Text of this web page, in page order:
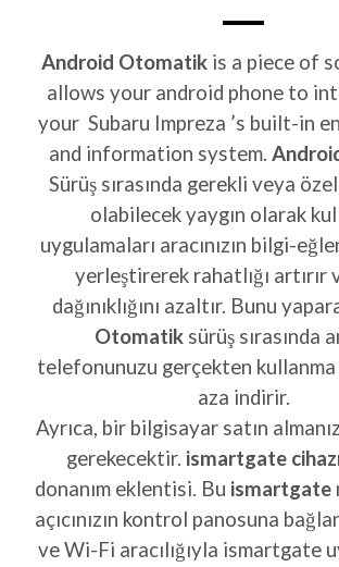
Android Otomatikis a piece of
allows your android phone to
your Subaru Impreza ’s built-in
and information system.
Sürüş sırasında gerekli veya
olabilecek yaygın olarak
uygulamaları aracınızın bilgi-
yerleştirerek rahatlığı artırır
dağınıklığını azaltır. Bunu
Otomatiksürüş sırasında
telefonunuzu gerçekten kullanma
aza indirir.
Ayrıca, bir bilgisayar satın
gerekecektir. ismartgate
donanım eklentisi. Bu ismartgate
açıcınızın kontrol panosuna
ve Wi-Fi aracılığıyla ismartgate